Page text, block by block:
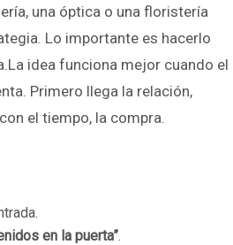
una óptica o una floristería
Lo importante es hacerlo
idea funciona mejor cuando el
Primero llega la relación,
el tiempo, la compra.
en la puerta”.